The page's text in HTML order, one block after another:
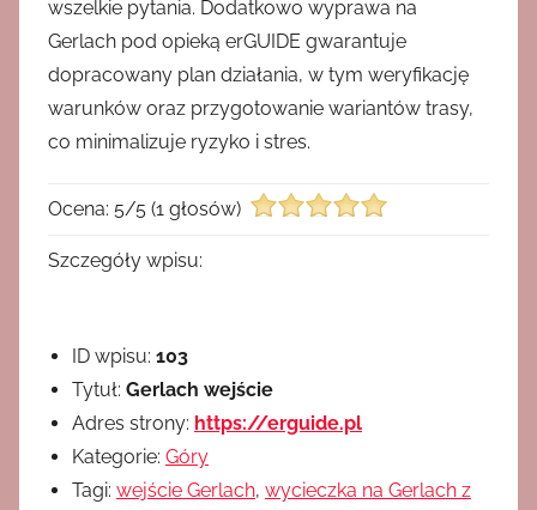
wszelkie pytania. Dodatkowo wyprawa na
Gerlach pod opieką erGUIDE gwarantuje
dopracowany plan działania, w tym weryfikację
warunków oraz przygotowanie wariantów trasy,
co minimalizuje ryzyko i stres.
Ocena: 5/5 (1 głosów)
Szczegóły wpisu:
ID wpisu: 103
Tytuł: Gerlach wejście
Adres strony: https://erguide.pl
Kategorie: Góry
Tagi: wejście Gerlach, wycieczka na Gerlach z